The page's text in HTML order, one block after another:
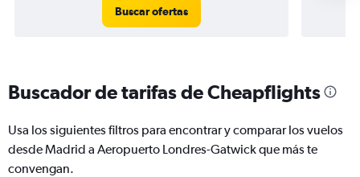
Buscar ofertas
Buscador de tarifas de Cheapflights
Usa los siguientes filtros para encontrar y comparar los vuelos
desde Madrid a Aeropuerto Londres-Gatwick que más te
convengan.